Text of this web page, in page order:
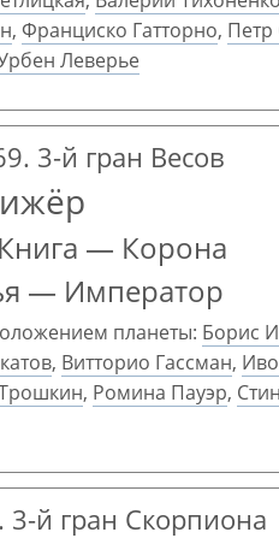
, Франциско Гатторно, Петр
Леверье
3-й гран Весов
— Корона
— Император
планеты: Борис
, Витторио Гассман,
, Ромина Пауэр,
3-й гран Скорпиона